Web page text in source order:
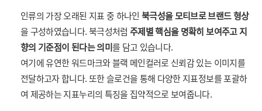
인류의 가장 오래된 지표 중 하나인 북극성을 모티브로 브랜드 형상
을 구성하였습니다. 북극성처럼 주제별 핵심을 명확히 보여주고 지
향의 기준점이 된다는 의미를 담고 있습니다.
여기에 유연한 워드마크와 블랙 메인컬러로 신뢰감 있는 이미지를
전달하고자 합니다. 또한 슬로건을 통해 다양한 지표정보를 포괄하
여 제공하는 지표누리의 특징을 집약적으로 보여줍니다.